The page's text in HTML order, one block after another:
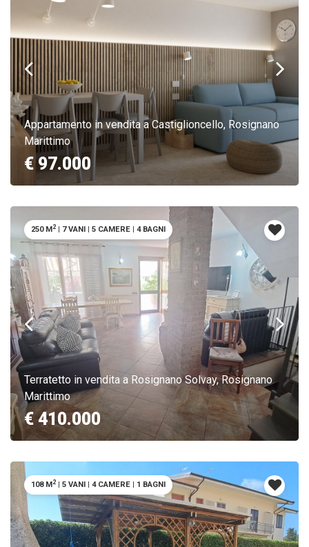
Appartamento in vendita a Castiglioncello, Rosignano
Marittimo
€ 97.000
Terratetto in vendita a Rosignano Solvay, Rosignano
Marittimo
€ 410.000
250 M2 | 7 VANI | 5 CAMERE | 4 BAGNI
108 M2 | 5 VANI | 4 CAMERE | 1 BAGNI